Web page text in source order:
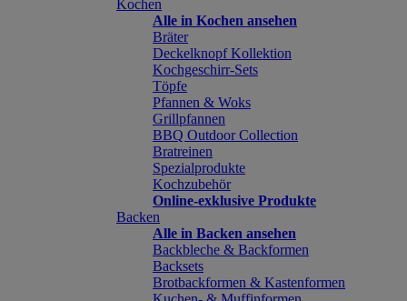
Kochen
Alle in Kochen ansehen
Bräter
Deckelknopf Kollektion
Kochgeschirr-Sets
Töpfe
Pfannen & Woks
Grillpfannen
BBQ Outdoor Collection
Bratreinen
Spezialprodukte
Kochzubehör
Online-exklusive Produkte
Backen
Alle in Backen ansehen
Backbleche & Backformen
Backsets
Brotbackformen & Kastenformen